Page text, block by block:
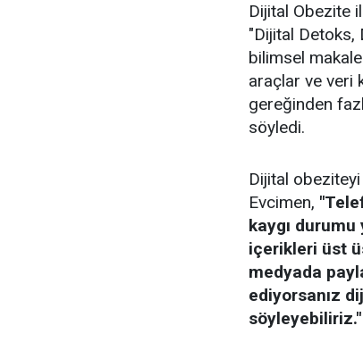
Dijital Obezite
"Dijital Detoks,
bilimsel
araçlar ve veri
gereğinden
söyledi.
Dijital
Evcimen,
kaygı
içerikleri üst
medyada
ediyorsanız
söyleyebiliriz."